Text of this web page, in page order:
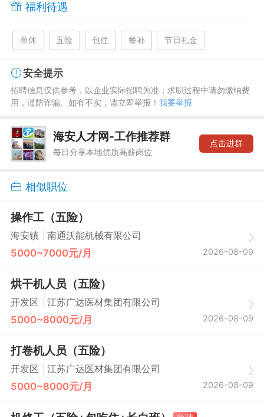
福利待遇
单休 五险 包住 餐补 节日礼金
安全提示
招聘信息仅供参考，以企业实际招聘为准；求职过程中请勿缴纳费
用，谨防诈骗。如有不实，请立即举报！ 我要举报
海安人才网-工作推荐群
每日分享本地优质高薪岗位
点击进群
相似职位
操作工（五险）
海安镇 南通沃能机械有限公司
5000~7000元/月 2026-08-09
烘干机人员（五险）
开发区 江苏广达医材集团有限公司
5000~8000元/月 2026-08-09
打卷机人员（五险）
开发区 江苏广达医材集团有限公司
5000~8000元/月 2026-08-09